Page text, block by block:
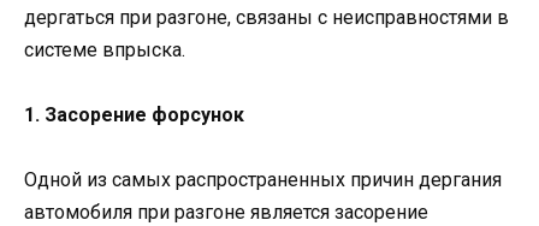
дергаться при разгоне, связаны с неисправностями в
системе впрыска.
1. Засорение форсунок
Одной из самых распространенных причин дергания
автомобиля при разгоне является засорение